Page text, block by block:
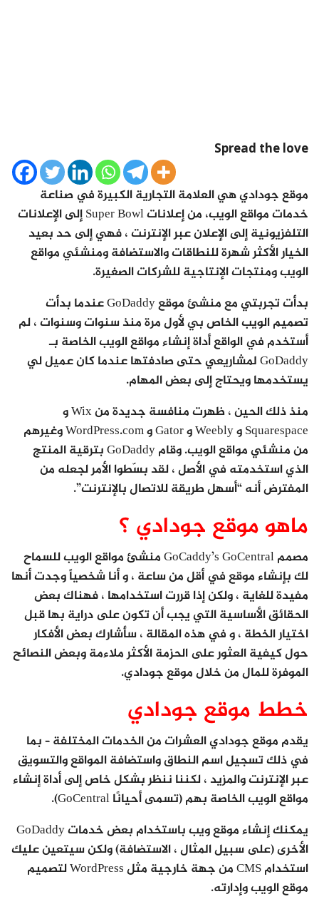
Spread the love
موقع جودادي هي العلامة التجارية الكبيرة في صناعة
خدمات مواقع الويب، من إعلانات Super Bowl إلى الإعلانات
التلفزيونية إلى الإعلان عبر الإنترنت ، فهي إلى حد بعيد
الخيار الأكثر شهرة للنطاقات والاستضافة ومنشئي مواقع
الويب ومنتجات الإنتاجية للشركات الصغيرة.
بدأت تجربتي مع منشئ موقع GoDaddy عندما بدأت
تصميم الويب الخاص بي لأول مرة منذ سنوات وسنوات ، لم
أستخدم في الواقع أداة إنشاء مواقع الويب الخاصة بـ
GoDaddy لمشاريعي حتى صادفتها عندما كان عميل لي
يستخدمها ويحتاج إلى بعض المهام.
منذ ذلك الحين ، ظهرت منافسة جديدة من Wix و
Squarespace و Weebly و Gator و WordPress.com وغيرهم
من منشئي مواقع الويب. وقام GoDaddy بترقية المنتج
الذي استخدمته في الأصل ، لقد بسّطوا الأمر لجعله من
المفترض أنه “أسهل طريقة للاتصال بالإنترنت”.
ماهو موقع جودادي ؟
مصمم GoCaddy’s GoCentral منشئ مواقع الويب للسماح
لك بإنشاء موقع في أقل من ساعة ، و أنا شخصياً وجدت أنها
مفيدة للغاية ، ولكن إذا قررت استخدامها ، فهناك بعض
الحقائق الأساسية التي يجب أن تكون على دراية بها قبل
اختيار الخطة ، و في هذه المقالة ، سأشارك بعض الأفكار
حول كيفية العثور على الحزمة الأكثر ملاءمة وبعض النصائح
الموفرة للمال من خلال موقع جودادي.
خطط موقع جودادي
يقدم موقع جودادي العشرات من الخدمات المختلفة – بما
في ذلك تسجيل اسم النطاق واستضافة المواقع والتسويق
عبر الإنترنت والمزيد ، لكننا ننظر بشكل خاص إلى أداة إنشاء
مواقع الويب الخاصة بهم (تسمى أحيانًا GoCentral).
يمكنك إنشاء موقع ويب باستخدام بعض خدمات GoDaddy
الأخرى (على سبيل المثال ، الاستضافة) ولكن سيتعين عليك
استخدام CMS من جهة خارجية مثل WordPress لتصميم
موقع الويب وإدارته.